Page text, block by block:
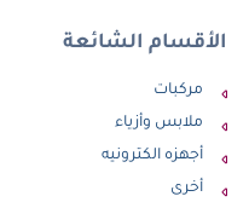
الأقسام الشائعة
مركبات
ملابس وأزياء
أجهزه الكترونيه
أخرى